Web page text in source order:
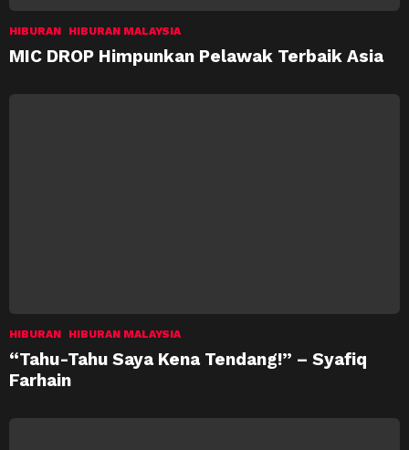
HIBURAN HIBURAN MALAYSIA
MIC DROP Himpunkan Pelawak Terbaik Asia
HIBURAN HIBURAN MALAYSIA
“Tahu-Tahu Saya Kena Tendang!” – Syafiq
Farhain